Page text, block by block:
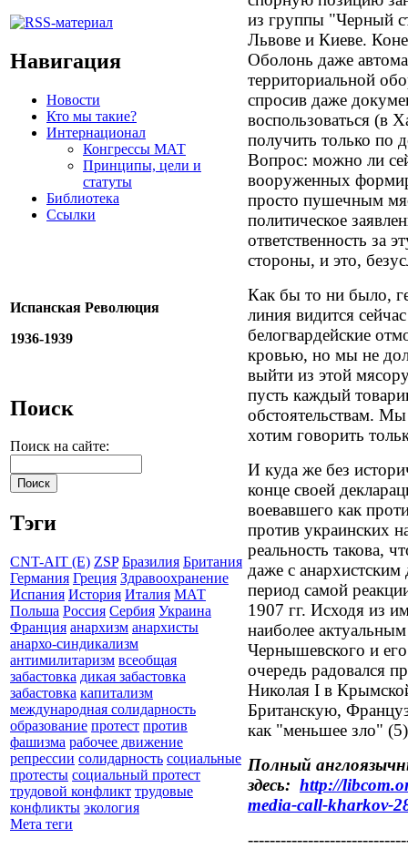
Навигация
Новости
Кто мы такие?
Интернационал
Конгрессы МАТ
Принципы, цели и
статуты
Библиотека
Ссылки
Испанская Революция
1936-1939
Поиск
Поиск на сайте:
Тэги
CNT-AIT (E) ZSP Бразилия Британия
Германия Греция Здравоохранение
Испания История Италия МАТ
Польша Россия Сербия Украина
Франция анархизм анархисты
анархо-синдикализм
антимилитаризм всеобщая
забастовка дикая забастовка
забастовка капитализм
международная солидарность
образование протест против
фашизма рабочее движение
репрессии солидарность социальные
протесты социальный протест
трудовой конфликт трудовые
конфликты экология
Мета теги
из группы "Черный
Львове и Киеве.
Оболонь даже
территориальной
спросив даже
воспользоваться (в
получить только по
Вопрос: можно ли
вооруженных
просто пушечным
политическое
ответственность за
стороны, и это,
Как бы то ни было,
линия видится
белогвардейские
кровью, но мы не
выйти из этой
пусть каждый
обстоятельствам.
хотим говорить
И куда же без
конце своей
воевавшего как
против украинских
реальность такова,
даже с
период самой
1907 гг. Исходя из
наиболее
Чернышевского и
очередь радовался
Николая I в
Британскую,
как "меньшее зло"
Полный
здесь: http://
media-call-kharkov-